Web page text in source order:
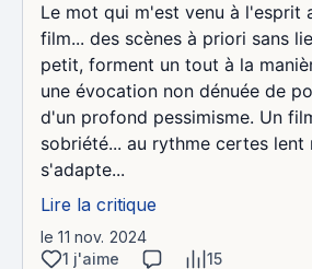
Le mot qui m'est venu à l'esprit
film... des scènes à priori sans
petit, forment un tout à la
une évocation non dénuée de
d'un profond pessimisme. Un
sobriété... au rythme certes lent
s'adapte...
Lire la critique
le 11 nov. 2024
1 j'aime
15